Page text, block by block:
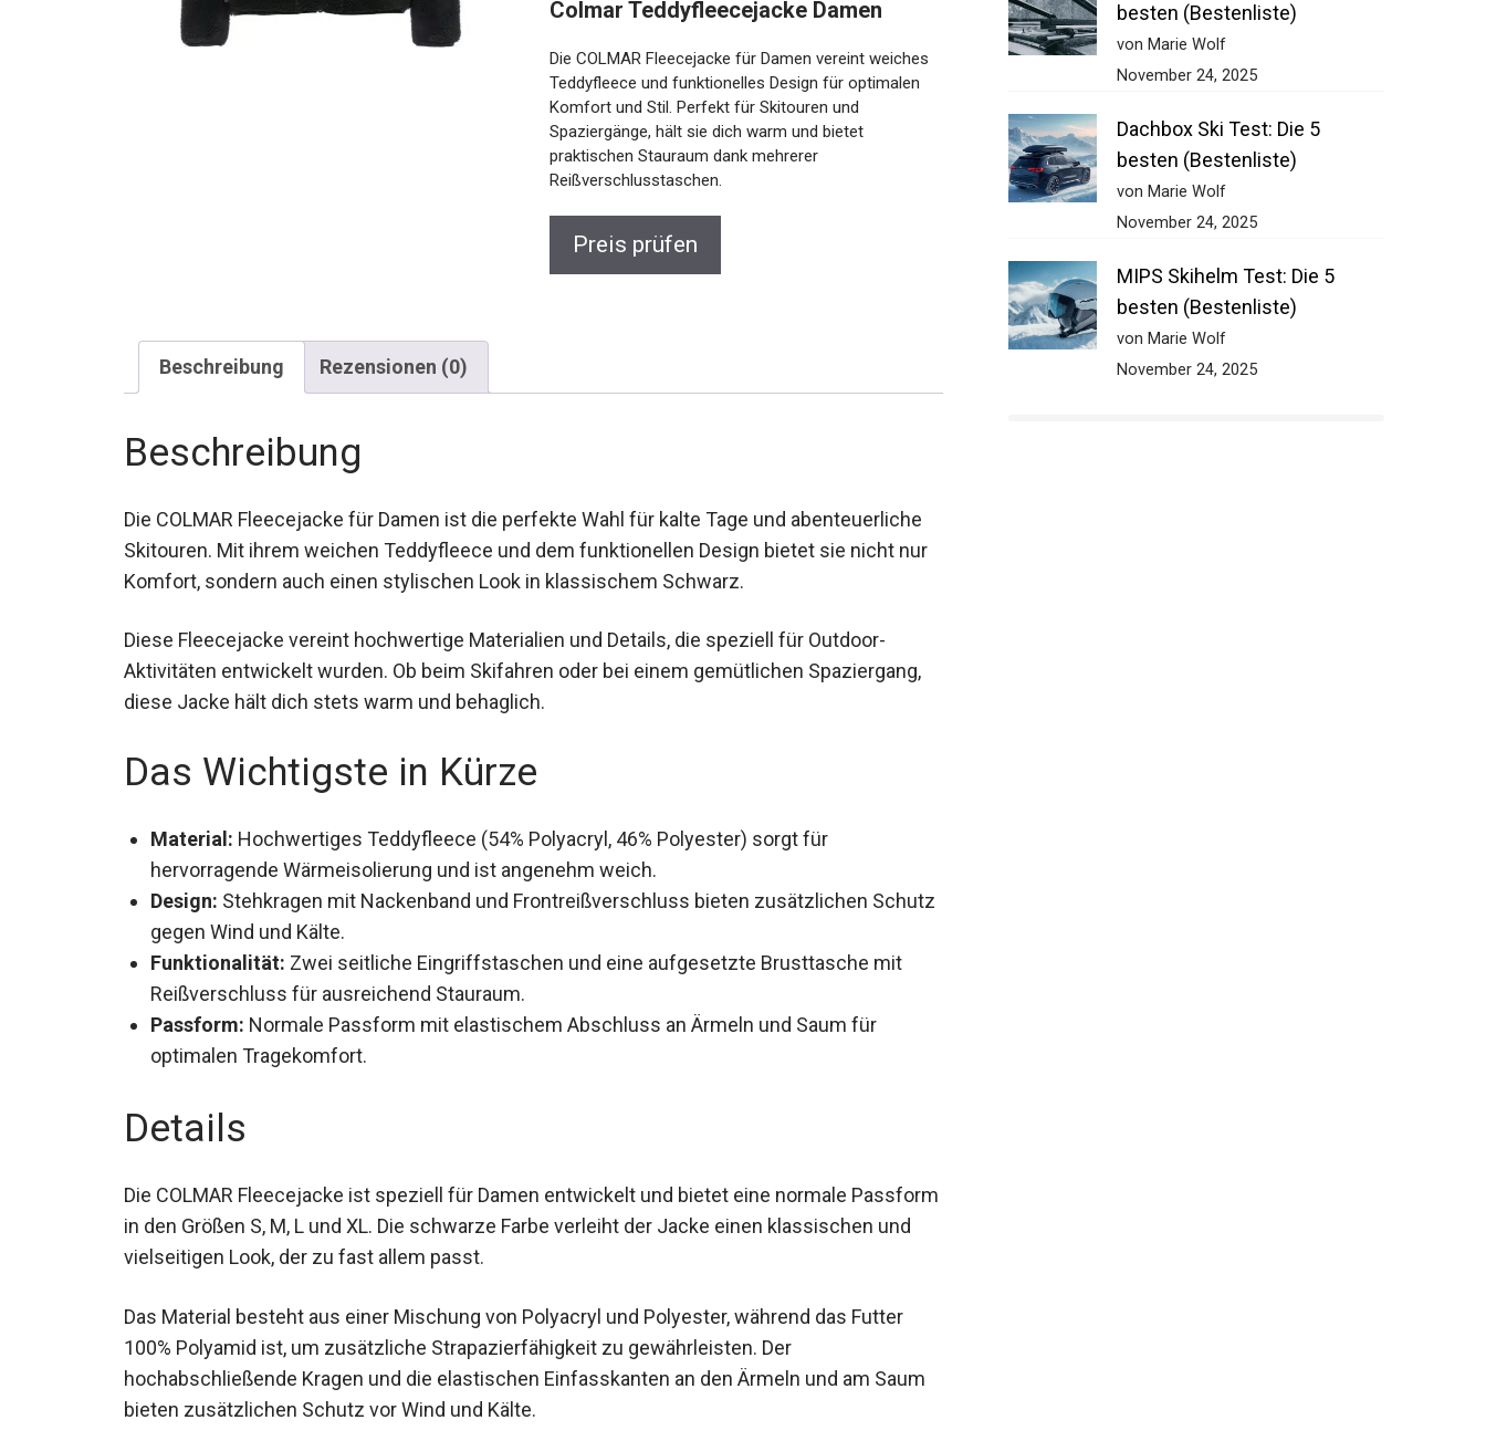
Colmar Teddyfleecejacke Damen
Die COLMAR Fleecejacke für Damen vereint weiches
Teddyfleece und funktionelles Design für optimalen
Komfort und Stil. Perfekt für Skitouren und
Spaziergänge, hält sie dich warm und bietet
praktischen Stauraum dank mehrerer
Reißverschlusstaschen.
Preis prüfen
Beschreibung Rezensionen (0)
Beschreibung
Die COLMAR Fleecejacke für Damen ist die perfekte Wahl für kalte Tage und abenteuerliche
Skitouren. Mit ihrem weichen Teddyfleece und dem funktionellen Design bietet sie nicht nur
Komfort, sondern auch einen stylischen Look in klassischem Schwarz.
Diese Fleecejacke vereint hochwertige Materialien und Details, die speziell für Outdoor-
Aktivitäten entwickelt wurden. Ob beim Skifahren oder bei einem gemütlichen Spaziergang,
diese Jacke hält dich stets warm und behaglich.
Das Wichtigste in Kürze
Material: Hochwertiges Teddyfleece (54% Polyacryl, 46% Polyester) sorgt für
hervorragende Wärmeisolierung und ist angenehm weich.
Design: Stehkragen mit Nackenband und Frontreißverschluss bieten zusätzlichen
Schutz gegen Wind und Kälte.
Funktionalität: Zwei seitliche Eingriffstaschen und eine aufgesetzte Brusttasche mit
Reißverschluss für ausreichend Stauraum.
Passform: Normale Passform mit elastischem Abschluss an Ärmeln und Saum für
optimalen Tragekomfort.
Details
Die COLMAR Fleecejacke ist speziell für Damen entwickelt und bietet eine normale
Passform in den Größen S, M, L und XL. Die schwarze Farbe verleiht der Jacke einen
klassischen und vielseitigen Look, der zu fast allem passt.
Das Material besteht aus einer Mischung von Polyacryl und Polyester, während das Futter
100% Polyamid ist, um zusätzliche Strapazierfähigkeit zu gewährleisten. Der
hochabschließende Kragen und die elastischen Einfasskanten an den Ärmeln und am Saum
bieten zusätzlichen Schutz vor Wind und Kälte.
besten (Bestenliste)
von Marie Wolf
November 24, 2025
Dachbox Ski Test: Die 5
besten (Bestenliste)
von Marie Wolf
November 24, 2025
MIPS Skihelm Test: Die 5
besten (Bestenliste)
von Marie Wolf
November 24, 2025